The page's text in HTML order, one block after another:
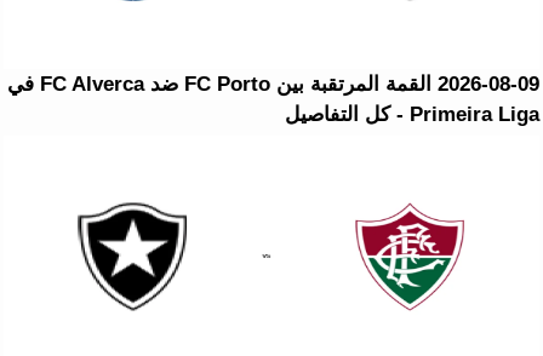
2026-08-09 القمة المرتقبة بين FC Porto ضد FC Alverca في
Primeira Liga - كل التفاصيل